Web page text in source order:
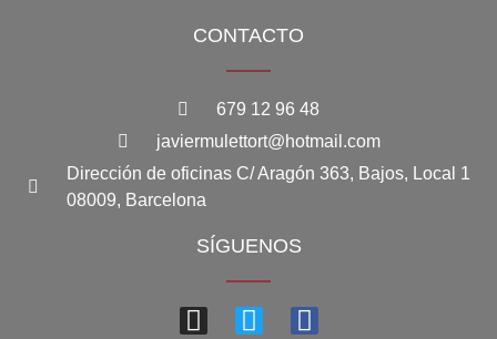
CONTACTO
679 12 96 48
javiermulettort@hotmail.com
Dirección de oficinas C/ Aragón 363, Bajos, Local 1
08009, Barcelona
SÍGUENOS